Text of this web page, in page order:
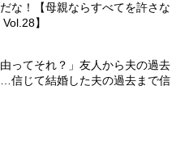
な！【母親ならすべてを許さな
】
由ってそれ？」友人から夫の過去
信じて結婚した夫の過去まで信